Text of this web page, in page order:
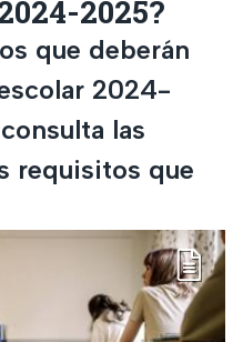
2025?
que deberán
2024-
las
requisitos que